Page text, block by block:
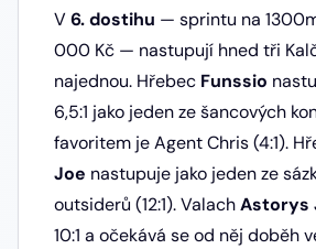
V6. dostihu — sprintu na
000 Kč — nastupují hned tři
najednou. Hřebec Funssio
6,5:1 jako jeden ze šancových
favoritem je Agent Chris (4:1).
Joe nastupuje jako jeden ze
outsiderů (12:1). ValachAstorys
10:1 a očekává se od něj doběh